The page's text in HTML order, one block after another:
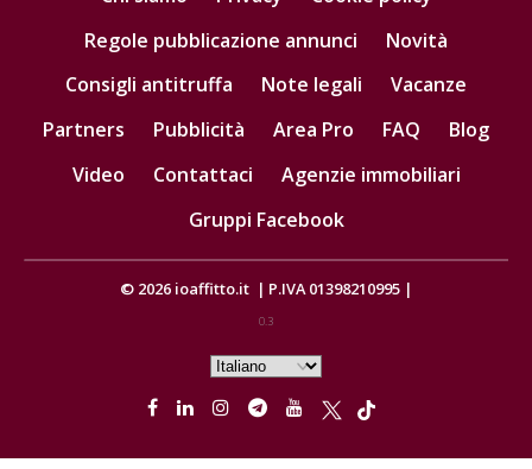
Regole pubblicazione annunci
Novità
Consigli antitruffa
Note legali
Vacanze
Partners
Pubblicità Area Pro FAQ
Blog
Video
Contattaci
Agenzie immobiliari
Gruppi Facebook
© 2026 ioaffitto.it | P.IVA 01398210995 |
0.3